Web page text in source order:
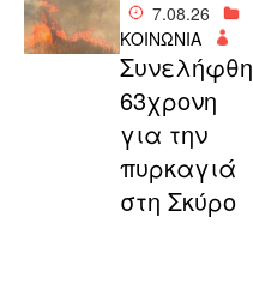
7.08.26
ΚΟΙΝΩΝΙΑ
Συνελήφθη
63χρονη
για την
πυρκαγιά
στη Σκύρο